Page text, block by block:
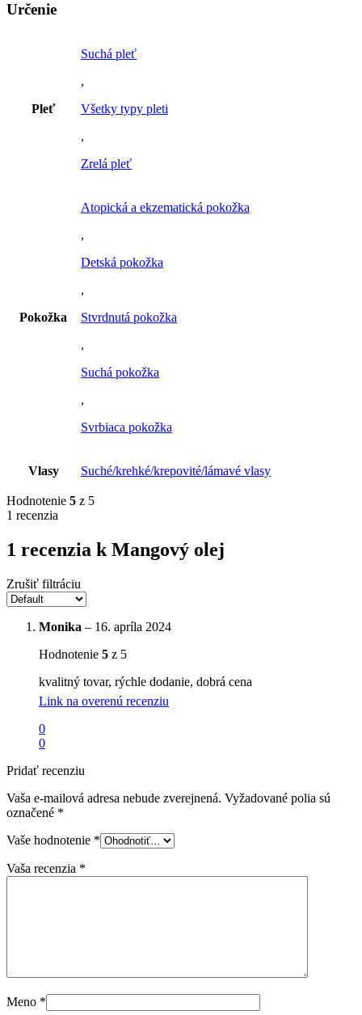
Určenie
Pleť
Suchá pleť
,
Všetky typy pleti
,
Zrelá pleť
Pokožka
Atopická a ekzematická pokožka
,
Detská pokožka
,
Stvrdnutá pokožka
,
Suchá pokožka
,
Svrbiaca pokožka
Vlasy Suché/krehké/krepovité/lámavé vlasy
Hodnotenie 5 z 5
1 recenzia
1 recenzia kMangový olej
Zrušiť filtráciu
Monika – 16. apríla 2024
Hodnotenie 5 z 5
kvalitný tovar, rýchle dodanie, dobrá cena
Link na overenú recenziu
0
0
Pridať recenziu
Vaša e-mailová adresa nebude zverejnená. Vyžadované polia sú
označené *
Vaše hodnotenie *
Vaša recenzia *
Meno *